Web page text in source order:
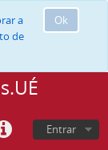
Ok
a
de
Entrar